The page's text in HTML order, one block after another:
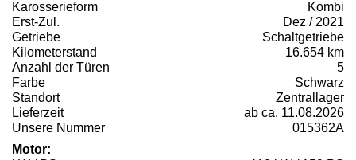
Karosserieform
Kombi
Erst-Zul.
Dez / 2021
Getriebe
Schaltgetriebe
Kilometerstand
16.654 km
Anzahl der Türen
5
Farbe
Schwarz
Standort
Zentrallager
Lieferzeit
ab ca. 11.08.2026
Unsere Nummer
015362A
Motor: